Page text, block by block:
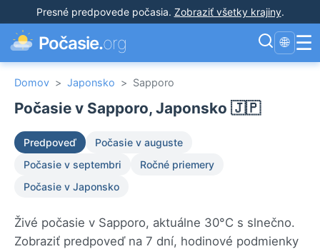
Presné predpovede počasia. Zobraziť všetky krajiny.
Počasie.org 🌐 ☰
Domov > Japonsko > Sapporo
Počasie v Sapporo, Japonsko 🇯🇵
Predpoveď
Počasie v auguste
Počasie v septembri
Ročné priemery
Počasie v Japonsko
Živé počasie v Sapporo, aktuálne 30°C s slnečno.
Zobraziť predpoveď na 7 dní, hodinové podmienky